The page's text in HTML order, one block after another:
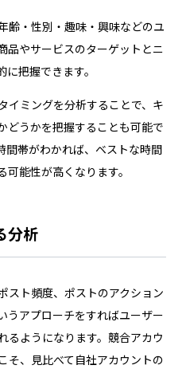
齢・性別・趣味・興味などのユ
品やサービスのターゲットとニ
把握できます。
イミングを分析することで、キ
どうかを把握することも可能で
間帯がわかれば、ベストな時間
能性が高くなります。
分析
スト頻度、ポストのアクション
うアプローチをすればユーザー
るようになります。競合アカウ
そ、見比べて自社アカウントの